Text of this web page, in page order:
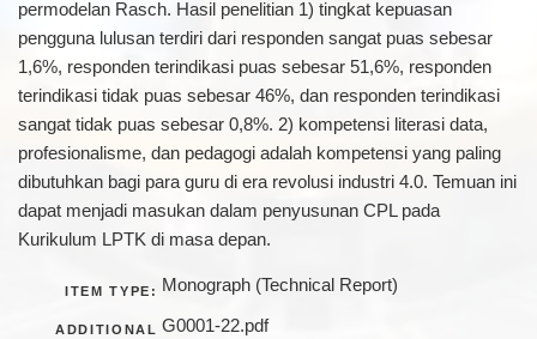
permodelan Rasch. Hasil penelitian 1) tingkat kepuasan
pengguna lulusan terdiri dari responden sangat puas sebesar
1,6%, responden terindikasi puas sebesar 51,6%, responden
terindikasi tidak puas sebesar 46%, dan responden terindikasi
sangat tidak puas sebesar 0,8%. 2) kompetensi literasi data,
profesionalisme, dan pedagogi adalah kompetensi yang paling
dibutuhkan bagi para guru di era revolusi industri 4.0. Temuan ini
dapat menjadi masukan dalam penyusunan CPL pada
Kurikulum LPTK di masa depan.
ITEM TYPE: Monograph (Technical Report)
ADDITIONAL G0001-22.pdf